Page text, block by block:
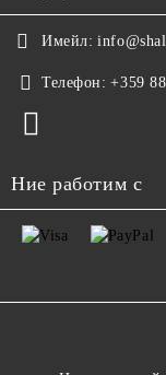
Имейл:
Телефон: +359
Ние работим с